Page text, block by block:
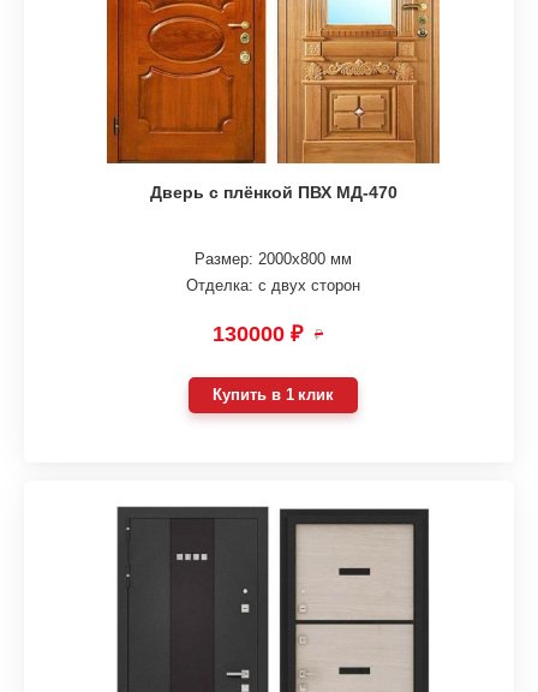
Дверь с плёнкой ПВХ МД-470
Размер: 2000х800 мм
Отделка: с двух сторон
130000 ₽ ₽
Купить в 1 клик